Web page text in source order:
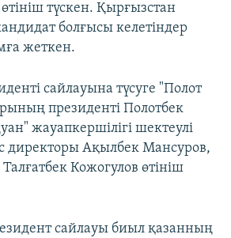
түскен. Қырғызстан
болғысы келетіндер
жеткен.
сайлауына түсуге "Полот
президенті Полотбек
жауапкершілігі шектеулі
директоры Ақылбек Мансуров,
Кожогулов өтініш
сайлауы биыл қазанның